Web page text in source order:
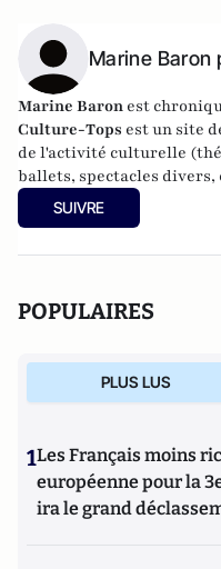
Marine Baron
Marine Baron est
Culture-Tops est un site
de l'activité culturelle
ballets, spectacles divers,
SUIVRE
POPULAIRES
PLUS LUS
1Les Français moins
européenne pour la
ira le grand